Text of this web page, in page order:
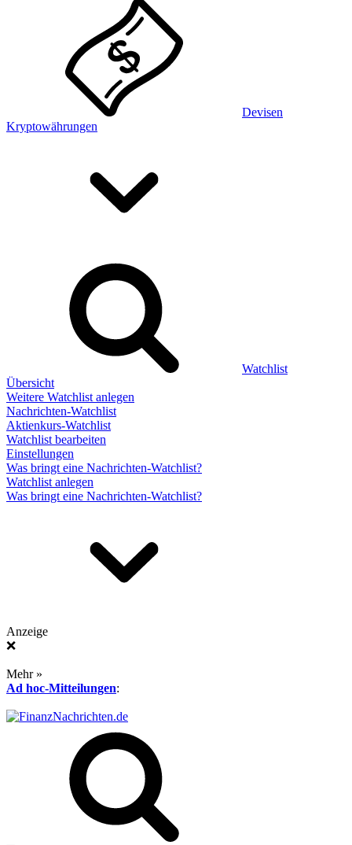
Devisen
Kryptowährungen
Watchlist
Übersicht
Weitere Watchlist anlegen
Nachrichten-Watchlist
Aktienkurs-Watchlist
Watchlist bearbeiten
Einstellungen
Was bringt eine Nachrichten-Watchlist?
Watchlist anlegen
Was bringt eine Nachrichten-Watchlist?
Anzeige
❌
Mehr »
Ad hoc-Mitteilungen: